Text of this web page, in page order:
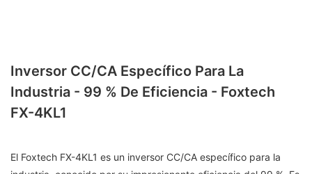
Inversor CC/CA Específico Para La
Industria - 99 % De Eficiencia - Foxtech
FX-4KL1
El Foxtech FX-4KL1 es un inversor CC/CA específico para la